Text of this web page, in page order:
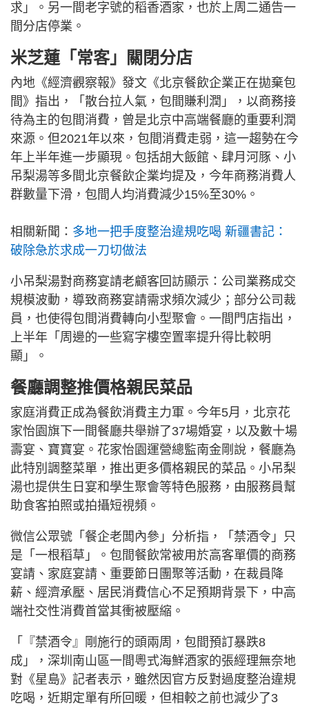
求」。另一間老字號的稻香酒家，也於上周二通告一
間分店停業。
米芝蓮「常客」關閉分店
內地《經濟觀察報》發文《北京餐飲企業正在拋棄包
間》指出，「散台拉人氣，包間賺利潤」，以商務接
待為主的包間消費，曾是北京中高端餐廳的重要利潤
來源。但2021年以來，包間消費走弱，這一趨勢在今
年上半年進一步顯現。包括胡大飯館、肆月河豚、小
吊梨湯等多間北京餐飲企業均提及，今年商務消費人
群數量下滑，包間人均消費減少15%至30%。
相關新聞： 多地一把手度整治違規吃喝 新疆書記：
破除急於求成一刀切做法
小吊梨湯對商務宴請老顧客回訪顯示：公司業務成交
規模波動，導致商務宴請需求頻次減少；部分公司裁
員，也使得包間消費轉向小型聚會。一間門店指出，
上半年「周邊的一些寫字樓空置率提升得比較明
顯」。
餐廳調整推價格親民菜品
家庭消費正成為餐飲消費主力軍。今年5月，北京花
家怡園旗下一間餐廳共舉辦了37場婚宴，以及數十場
壽宴、寶寶宴。花家怡園運營總監南金剛說，餐廳為
此特別調整菜單，推出更多價格親民的菜品。小吊梨
湯也提供生日宴和學生聚會等特色服務，由服務員幫
助食客拍照或拍攝短視頻。
微信公眾號「餐企老闆內參」分析指，「禁酒令」只
是「一根稻草」。包間餐飲常被用於高客單價的商務
宴請、家庭宴請、重要節日團聚等活動，在裁員降
薪、經濟承壓、居民消費信心不足預期背景下，中高
端社交性消費首當其衝被壓縮。
「『禁酒令』剛施行的頭兩周，包間預訂暴跌8
成」，深圳南山區一間粵式海鮮酒家的張經理無奈地
對《星島》記者表示，雖然因官方反對過度整治違規
吃喝，近期定單有所回暖，但相較之前也減少了3